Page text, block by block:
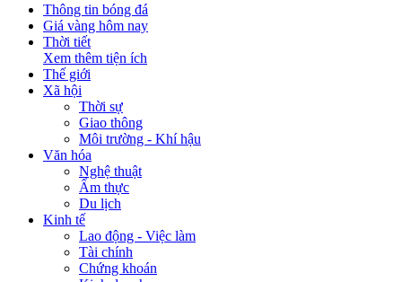
Thông tin bóng đá
Giá vàng hôm nay
Thời tiết
Xem thêm tiện ích
Thế giới
Xã hội
Thời sự
Giao thông
Môi trường - Khí hậu
Văn hóa
Nghệ thuật
Ẩm thực
Du lịch
Kinh tế
Lao động - Việc làm
Tài chính
Chứng khoán